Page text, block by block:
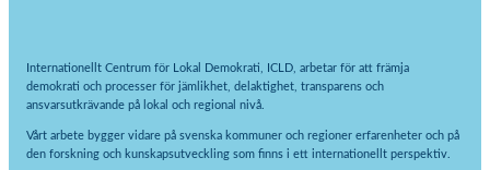
Internationellt Centrum för Lokal Demokrati, ICLD, arbetar för att främja
demokrati och processer för jämlikhet, delaktighet, transparens och
ansvarsutkrävande på lokal och regional nivå.
Vårt arbete bygger vidare på svenska kommuner och regioner erfarenheter och på
den forskning och kunskapsutveckling som finns i ett internationellt perspektiv.